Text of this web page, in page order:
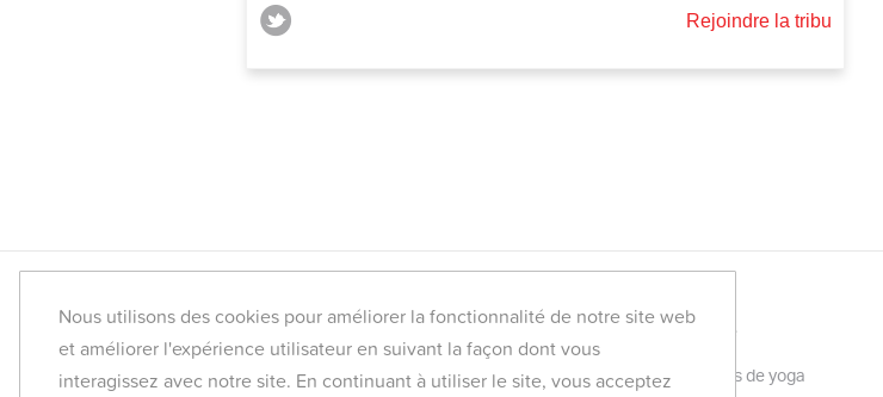
Rejoindre la tribu
Trouver une classe
Yoga corporatif
Retraite en Tunisie
Toutes les retraites de yoga
Nous utilisons des cookies pour améliorer la fonctionnalité de notre site web
et améliorer l'expérience utilisateur en suivant la façon dont vous
interagissez avec notre site. En continuant à utiliser le site, vous acceptez